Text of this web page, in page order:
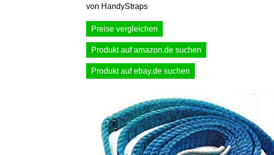
von HandyStraps
Preise vergleichen
Produkt auf amazon.de suchen
Produkt auf ebay.de suchen